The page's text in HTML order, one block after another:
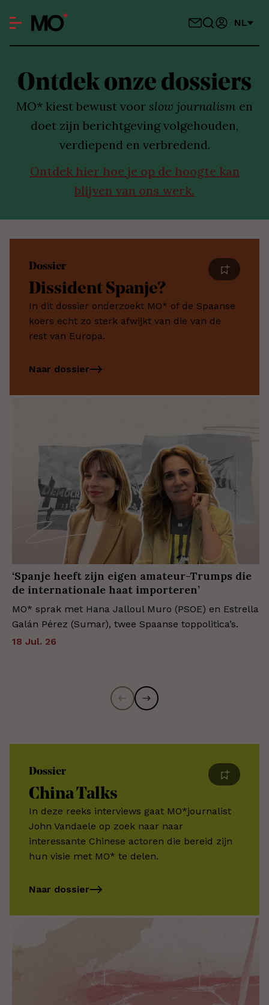
NL
Ontdek onze dossiers
MO* kiest bewust voor slow journalism en
doet zijn berichtgeving volgehouden,
verdiepend en verbredend.
Ontdek hier hoe je op de hoogte kan
blijven van ons werk.
Dossier
Dissident Spanje?
In dit dossier onderzoekt MO* of de Spaanse
koers echt zo sterk afwijkt van die van de
rest van Europa.
Naar dossier
‘Spanje heeft zijn eigen amateur-Trumps die
de internationale haat importeren’
MO* sprak met Hana Jalloul Muro (PSOE) en Estrella
Galán Pérez (Sumar), twee Spaanse toppolitica’s.
18 Jul. 26
Dossier
China Talks
In deze reeks interviews gaat MO*journalist
John Vandaele op zoek naar naar
interessante Chinese actoren die bereid zijn
hun visie met MO* te delen.
Naar dossier